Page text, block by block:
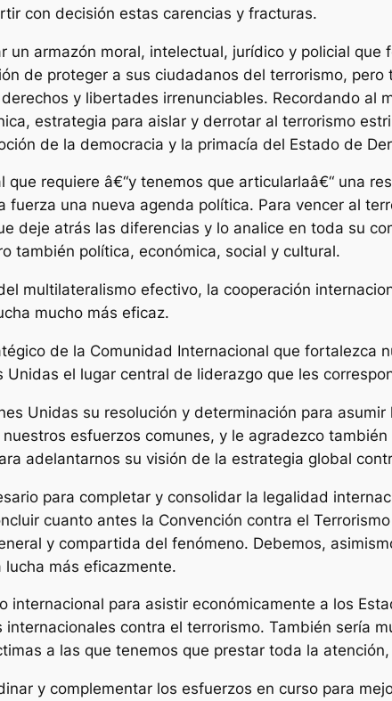
con decisión estas carencias y fracturas.
un armazón moral, intelectual, jurídico y policial
de proteger a sus ciudadanos del terrorismo,
y libertades irrenunciables. Recordando al
estrategia para aislar y derrotar al terrorismo
de la democracia y la primacía del Estado de
requiere â€“y tenemos que articularlaâ€“ una
una nueva agenda política. Para vencer al
deje atrás las diferencias y lo analice en toda su
también política, económica, social y cultural.
multilateralismo efectivo, la cooperación
mucho más eficaz.
de la Comunidad Internacional que fortalezca
el lugar central de liderazgo que les
Unidas su resolución y determinación para
esfuerzos comunes, y le agradezco
adelantarnos su visión de la estrategia global
para completar y consolidar la legalidad
cuanto antes la Convención contra el
y compartida del fenómeno. Debemos,
más eficazmente.
para asistir económicamente a los
contra el terrorismo. También sería
a las que tenemos que prestar toda la
y complementar los esfuerzos en curso para